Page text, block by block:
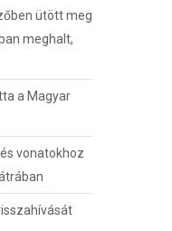
ütött meg
meghalt,
a Magyar
vonatokhoz